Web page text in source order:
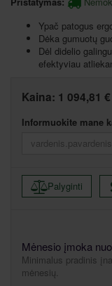
Ypač patogus
Dėka gumuotų
Dėl didelio
efektyviau
Kaina: 1 094,81 €
Informuokite mane
Palyginti
Mėnesio įmoka
Minimalus pradinis
mėnesių.